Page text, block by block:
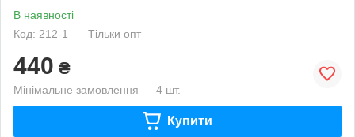
В наявності
Код: 212-1
Тільки опт
440 ₴
Мінімальне замовлення — 4 шт.
Купити